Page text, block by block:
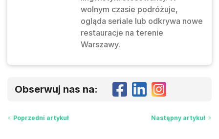
wolnym czasie podróżuje,
ogląda seriale lub odkrywa nowe
restauracje na terenie
Warszawy.
Obserwuj nas na:
Poprzedni artykuł Następny artykuł